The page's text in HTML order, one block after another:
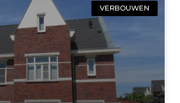
VERBOUWEN